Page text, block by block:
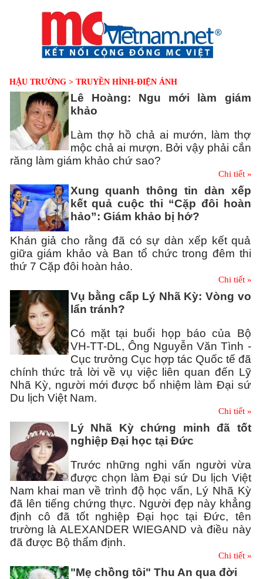
HẬU TRƯỜNG > TRUYỀN HÌNH-ĐIỆN ẢNH
Lê Hoàng: Ngu mới làm giám
khảo
Làm thợ hồ chả ai mướn, làm thợ
mộc chả ai mượn. Bởi vậy phải cắn
răng làm giám khảo chứ sao?
Chi tiết »
Xung quanh thông tin dàn xếp
kết quả cuộc thi “Cặp đôi hoàn
hảo”: Giám khảo bị hớ?
Khán giả cho rằng đã có sự dàn xếp kết quả
giữa giám khảo và Ban tổ chức trong đêm thi
thứ 7 Cặp đôi hoàn hảo.
Chi tiết »
Vụ bằng cấp Lý Nhã Kỳ: Vòng vo
lẩn tránh?
Có mặt tại buổi họp báo của Bộ
VH-TT-DL, Ông Nguyễn Văn Tình -
Cục trưởng Cục hợp tác Quốc tế đã
chính thức trả lời về vụ việc liên quan đến Lỹ
Nhã Kỳ, người mới được bổ nhiệm làm Đại sứ
Du lịch Việt Nam.
Chi tiết »
Lý Nhã Kỳ chứng minh đã tốt
nghiệp Đại học tại Đức
Trước những nghi vấn người vừa
được chọn làm Đại sứ Du lịch Việt
Nam khai man về trình độ học vấn, Lý Nhã Kỳ
đã lên tiếng chứng thực. Người đẹp này khẳng
định cô đã tốt nghiệp Đại học tại Đức, tên
trường là ALEXANDER WIEGAND và điều này
đã được Bộ thẩm định.
Chi tiết »
"Mẹ chồng tôi" Thu An qua đời